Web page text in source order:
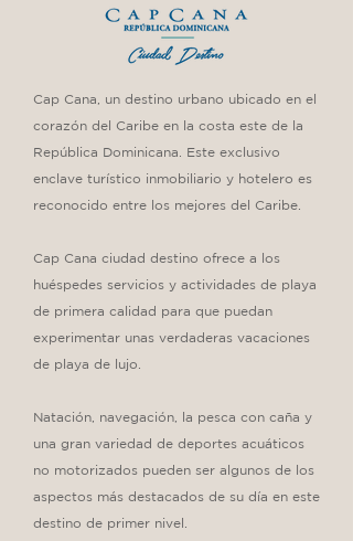
Cap Cana, un destino urbano ubicado en el
corazón del Caribe en la costa este de la
República Dominicana. Este exclusivo
enclave turístico inmobiliario y hotelero es
reconocido entre los mejores del Caribe.
Cap Cana ciudad destino ofrece a los
huéspedes servicios y actividades de playa
de primera calidad para que puedan
experimentar unas verdaderas vacaciones
de playa de lujo.
Natación, navegación, la pesca con caña y
una gran variedad de deportes acuáticos
no motorizados pueden ser algunos de los
aspectos más destacados de su día en este
destino de primer nivel.